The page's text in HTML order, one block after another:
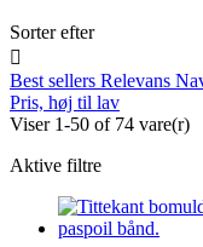
Sorter efter

Best sellers Relevans
Pris, høj til lav
Viser 1-50 of 74 vare(r)
Aktive filtre